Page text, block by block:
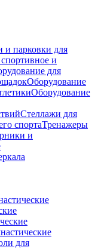
и парковки для
и
для
Оборудование
Оборудование
Стеллажи для
спортаТренажеры
и
для